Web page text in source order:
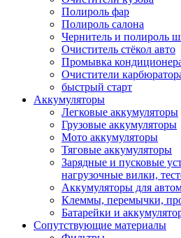
Полироль фар
Полироль салона
Чернитель и полироль
Очиститель стёкол авто
Промывка
Очистители
быстрый старт
Аккумуляторы
Легковые аккумуляторы
Грузовые аккумуляторы
Мото аккумуляторы
Тяговые аккумуляторы
Зарядные и пусковые
нагрузочные вилки,
Аккумуляторы для
Клеммы, перемычки,
Батарейки и
Сопутствующие материалы